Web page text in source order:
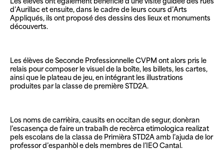
d’Aurillac et ensuite, dans le cadre de leurs cours d’Arts
Appliqués, ils ont proposé des dessins des lieux et monuments
découverts.
Les élèves de Seconde Professionnelle CVPM ont alors pris le
relais pour composer le visuel de la boîte, les billets, les cartes,
ainsi que le plateau de jeu, en intégrant les illustrations
produites par la classe de première STD2A.
Los noms de carrièira, causits en occitan de segur, donèran
l’escasença de faire un trabalh de recèrca etimologica realizat
pels escolans de la classa de Primièra STD2A amb l’ajuda de lor
professor d’espanhòl e dels membres de l’IEO Cantal.